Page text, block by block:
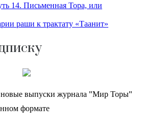
14. Письменная Тора, или
раши к трактату «Таанит»
выпуски журнала "Мир Торы"
формате